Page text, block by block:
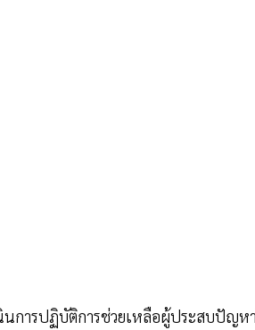
การปฏิบัติการช่วยเหลือผู้ประสบปัญห